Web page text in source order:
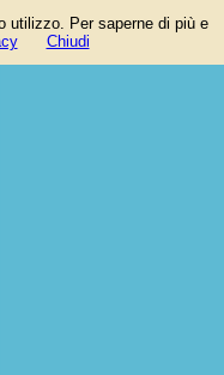
utilizzo. Per saperne di più e
Chiudi